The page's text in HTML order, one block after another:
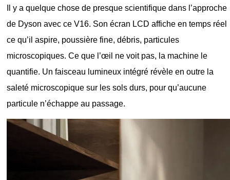
Il y a quelque chose de presque scientifique dans l’approche
de Dyson avec ce V16. Son écran LCD affiche en temps réel
ce qu’il aspire, poussière fine, débris, particules
microscopiques. Ce que l’œil ne voit pas, la machine le
quantifie. Un faisceau lumineux intégré révèle en outre la
saleté microscopique sur les sols durs, pour qu’aucune
particule n’échappe au passage.